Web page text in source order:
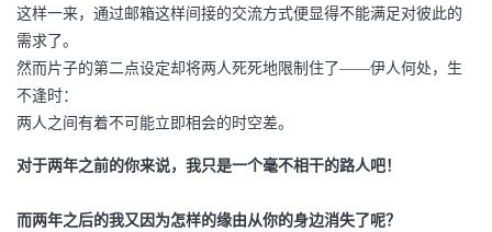
这样一来，通过邮箱这样间接的交流方式便显得不能满足对彼此的
需求了。
然而片子的第二点设定却将两人死死地限制住了——伊人何处，生
不逢时：
两人之间有着不可能立即相会的时空差。
对于两年之前的你来说，我只是一个毫不相干的路人吧！
而两年之后的我又因为怎样的缘由从你的身边消失了呢？